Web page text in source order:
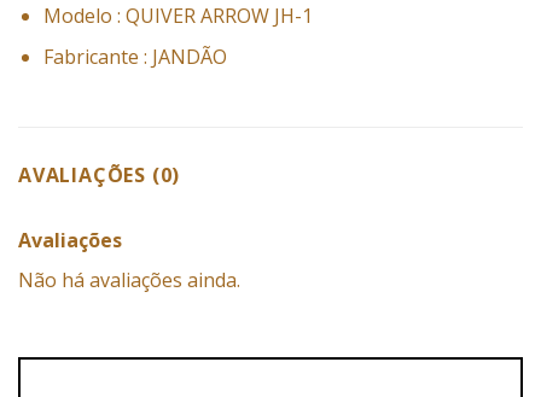
Modelo : QUIVER ARROW JH-1
Fabricante : JANDÃO
AVALIAÇÕES (0)
Avaliações
Não há avaliações ainda.